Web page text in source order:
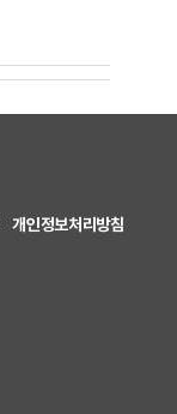
개인정보처리방침